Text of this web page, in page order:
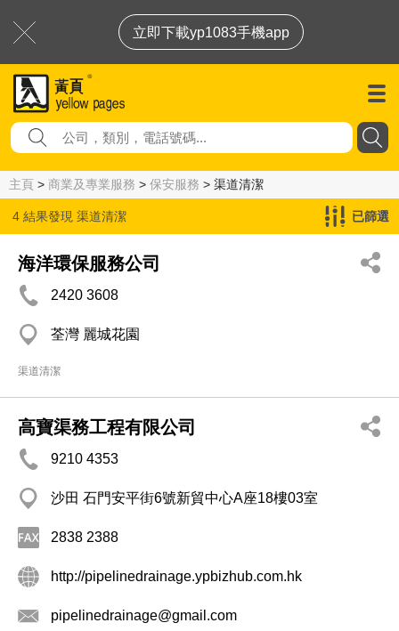
立即下載yp1083手機app
主頁 > 商業及專業服務 > 保安服務 > 渠道清潔
4 結果發現 渠道清潔 已篩選
海洋環保服務公司
2420 3608
荃灣 麗城花園
渠道清潔
高寶渠務工程有限公司
9210 4353
沙田 石門安平街6號新貿中心A座18樓03室
2838 2388
http://pipelinedrainage.ypbizhub.com.hk
pipelinedrainage@gmail.com